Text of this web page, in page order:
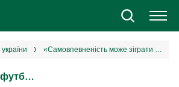
Новини
Збірна
україни «Самовпевненість може зіграти злий жарт»: Федорчук зробив прогноз на гру збірної України U-19 з Німеччиною
Збірна України з футболу